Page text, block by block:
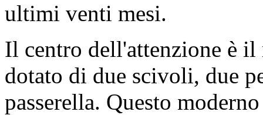
ultimi venti mesi.
Il centro dell'attenzione è il
dotato di due scivoli, due
passerella. Questo